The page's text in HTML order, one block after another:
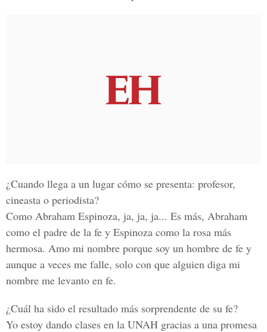
¿Cuando llega a un lugar cómo se presenta: profesor,
cineasta o periodista?
Como Abraham Espinoza, ja, ja, ja... Es más, Abraham
como el padre de la fe y Espinoza como la rosa más
hermosa. Amo mi nombre porque soy un hombre de fe y
aunque a veces me falle, solo con que alguien diga mi
nombre me levanto en fe.
¿Cuál ha sido el resultado más sorprendente de su fe?
Yo estoy dando clases en la UNAH gracias a una promesa